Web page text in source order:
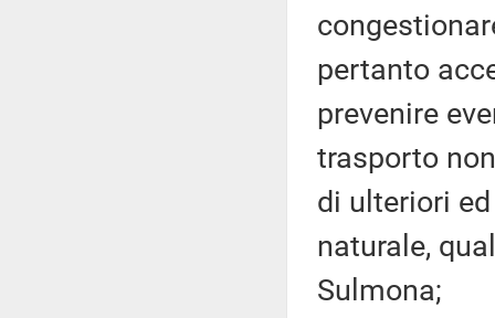
pertanto
prevenire
trasporto
di ulteriori
naturale,
Sulmona;